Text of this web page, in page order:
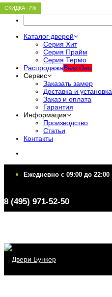
Каталог дверей
Серия Хит
Серия Прайм
Серия Термо
РаспродажаВыгодно
Сервис
Заказать замер
Доставка и установка
Заказ и оплата
Гарантия
Информация
Производство
Статьи
Контакты
Ежедневно c 09:00 до 22:00
8 (495) 971-52-50
СКИДКА -7%
СКИДКА -7%
СКИДКА -7%
СКИДКА -7%
СКИДКА -7%